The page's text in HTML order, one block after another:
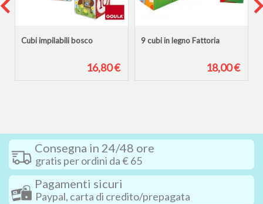
Cubi impilabili bosco
16,80 €
9 cubi in legno Fattoria
18,00 €
Consegna in 24/48 ore
gratis per ordini da € 65
Pagamenti sicuri
Paypal, carta di credito/prepagata